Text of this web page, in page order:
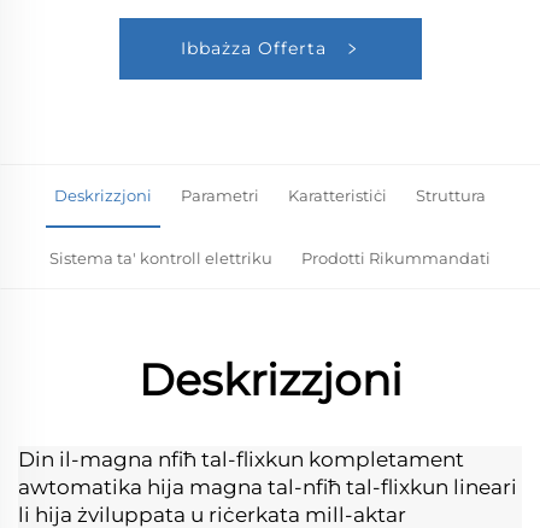
Ibbażza Offerta
Deskrizzjoni Parametri Karatteristiċi Struttura
Sistema ta' kontroll elettriku Prodotti Rikummandati
Deskrizzjoni
Din il-magna nfiħ tal-flixkun kompletament
awtomatika hija magna tal-nfiħ tal-flixkun lineari
li hija żviluppata u riċerkata mill-aktar